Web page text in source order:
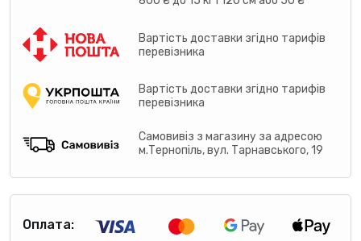
Вартість доставки згідно тарифів
перевізника
Вартість доставки згідно тарифів
перевізника
Самовивіз з магазину за адресою
м.Тернопіль, вул. Тарнавського, 19
Оплата: